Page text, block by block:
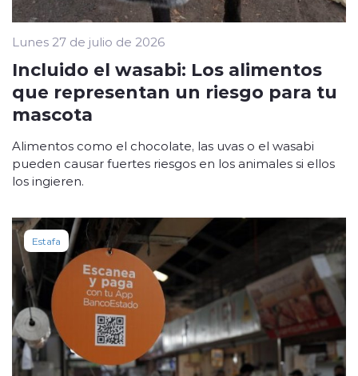
Lunes 27 de julio de 2026
Incluido el wasabi: Los alimentos
que representan un riesgo para tu
mascota
Alimentos como el chocolate, las uvas o el wasabi
pueden causar fuertes riesgos en los animales si ellos
los ingieren.
Estafa